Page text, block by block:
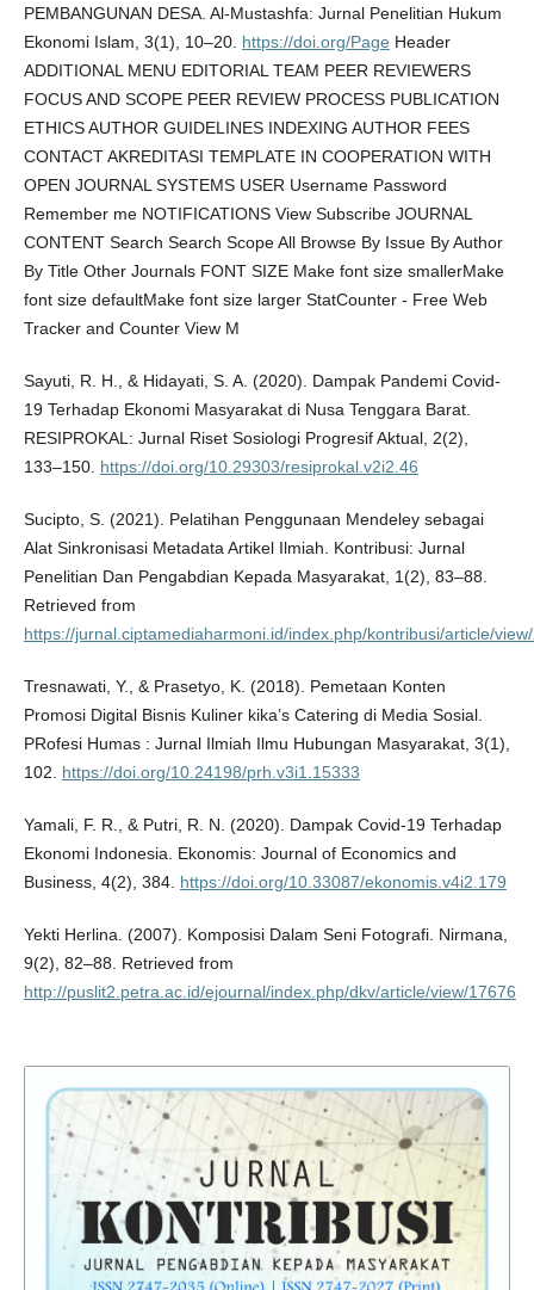
PEMBANGUNAN DESA. Al-Mustashfa: Jurnal Penelitian Hukum
Ekonomi Islam, 3(1), 10–20. https://doi.org/Page Header
ADDITIONAL MENU EDITORIAL TEAM PEER REVIEWERS
FOCUS AND SCOPE PEER REVIEW PROCESS PUBLICATION
ETHICS AUTHOR GUIDELINES INDEXING AUTHOR FEES
CONTACT AKREDITASI TEMPLATE IN COOPERATION WITH
OPEN JOURNAL SYSTEMS USER Username Password
Remember me NOTIFICATIONS View Subscribe JOURNAL
CONTENT Search Search Scope All Browse By Issue By Author
By Title Other Journals FONT SIZE Make font size smallerMake
font size defaultMake font size larger StatCounter - Free Web
Tracker and Counter View M
Sayuti, R. H., & Hidayati, S. A. (2020). Dampak Pandemi Covid-
19 Terhadap Ekonomi Masyarakat di Nusa Tenggara Barat.
RESIPROKAL: Jurnal Riset Sosiologi Progresif Aktual, 2(2),
133–150. https://doi.org/10.29303/resiprokal.v2i2.46
Sucipto, S. (2021). Pelatihan Penggunaan Mendeley sebagai
Alat Sinkronisasi Metadata Artikel Ilmiah. Kontribusi: Jurnal
Penelitian Dan Pengabdian Kepada Masyarakat, 1(2), 83–88.
Retrieved from
https://jurnal.ciptamediaharmoni.id/index.php/kontribusi/article/
Tresnawati, Y., & Prasetyo, K. (2018). Pemetaan Konten
Promosi Digital Bisnis Kuliner kika’s Catering di Media Sosial.
PRofesi Humas : Jurnal Ilmiah Ilmu Hubungan Masyarakat, 3(1),
102. https://doi.org/10.24198/prh.v3i1.15333
Yamali, F. R., & Putri, R. N. (2020). Dampak Covid-19 Terhadap
Ekonomi Indonesia. Ekonomis: Journal of Economics and
Business, 4(2), 384. https://doi.org/10.33087/ekonomis.v4i2.179
Yekti Herlina. (2007). Komposisi Dalam Seni Fotografi. Nirmana,
9(2), 82–88. Retrieved from
http://puslit2.petra.ac.id/ejournal/index.php/dkv/article/view/17676